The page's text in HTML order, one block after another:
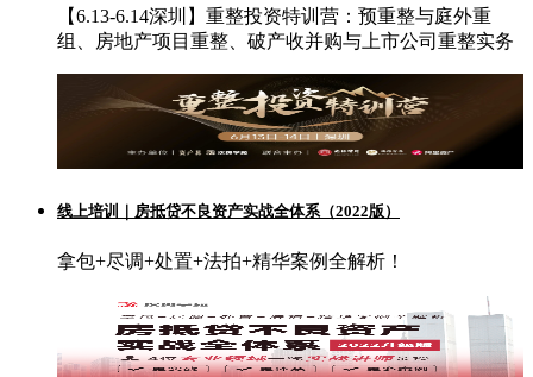
【6.13-6.14深圳】重整投资特训营：预重整与庭外重
组、房地产项目重整、破产收并购与上市公司重整实务
线上培训｜房抵贷不良资产实战全体系（2022版）
拿包+尽调+处置+法拍+精华案例全解析！